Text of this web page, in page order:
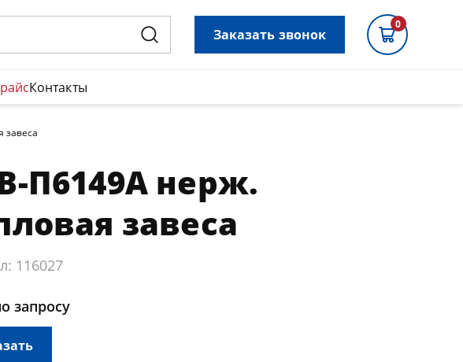
Заказать звонок
0
Контакты
завеса
П6149A нерж.
завеса
116027
запросу